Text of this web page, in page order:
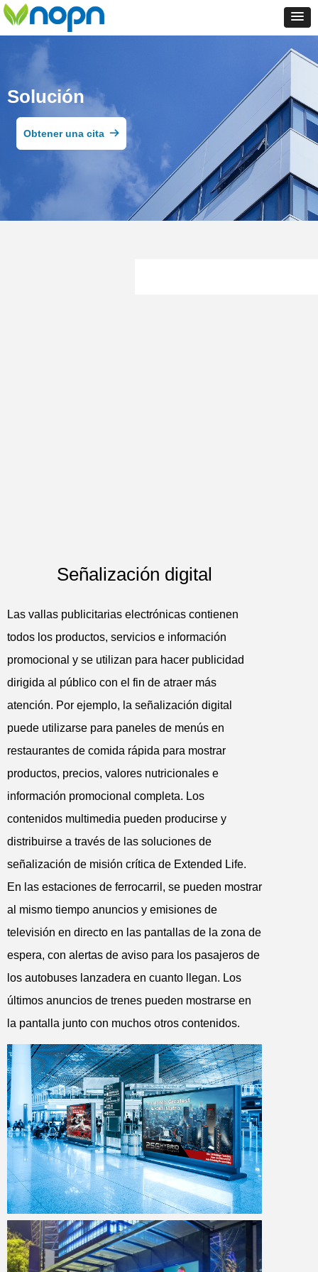
Solución
Obtener una cita 뀠
Señalización digital
Las vallas publicitarias electrónicas contienen
todos los productos, servicios e información
promocional y se utilizan para hacer publicidad
dirigida al público con el fin de atraer más
atención. Por ejemplo, la señalización digital
puede utilizarse para paneles de menús en
restaurantes de comida rápida para mostrar
productos, precios, valores nutricionales e
información promocional completa. Los
contenidos multimedia pueden producirse y
distribuirse a través de las soluciones de
señalización de misión crítica de Extended Life.
En las estaciones de ferrocarril, se pueden mostrar
al mismo tiempo anuncios y emisiones de
televisión en directo en las pantallas de la zona de
espera, con alertas de aviso para los pasajeros de
los autobuses lanzadera en cuanto llegan. Los
últimos anuncios de trenes pueden mostrarse en
la pantalla junto con muchos otros contenidos.